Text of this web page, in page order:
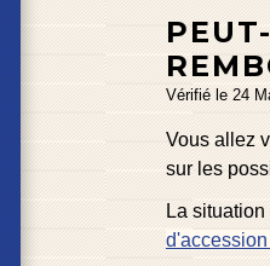
Vérifié le 24
Vous allez
sur les
La